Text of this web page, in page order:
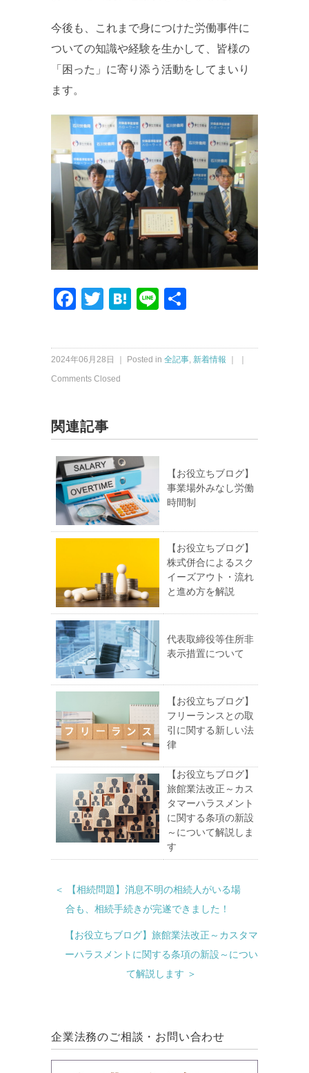
今後も、
これまで身につけた労働事件に
ついての知識や経験を生かして、 皆様の
「困った」に寄り添う活動をしてまいり
ます。
Facebook
Twitter
Hatena
Line
2024年06月28日 ｜ Posted in 全記事, 新着情報
Comments Closed
関連記事
【お役立ちブログ】
事業場外みなし労働
時間制
【お役立ちブログ】
株式併合によるスク
イーズアウト・流れ
と進め方を解説
代表取締役等住所非
表示措置について
【お役立ちブログ】
フリーランスとの取
引に関する新しい法
律
【お役立ちブログ】
旅館業法改正～カス
タマーハラスメント
に関する条項の新設
～について解説しま
す
＜ 【相続問題】消息不明の相続人がいる場
合も、相続手続きが完遂できました！
【お役立ちブログ】旅館業法改正～カスタマ
ーハラスメントに関する条項の新設～につい
て解説します ＞
企業法務のご相談・お問い合わせ